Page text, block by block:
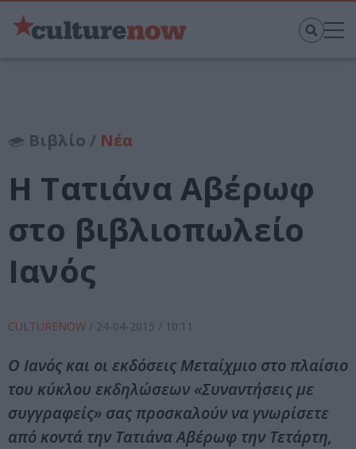
Βιβλίο / Νέα
Η Τατιάνα Αβέρωφ
στο βιβλιοπωλείο
Ιανός
CULTURENOW / 24-04-2015 / 10:11
O Ιανός και οι εκδόσεις Μεταίχμιο στο πλαίσιο
του κύκλου εκδηλώσεων «Συναντήσεις με
συγγραφείς» σας προσκαλούν να γνωρίσετε
από κοντά την Τατιάνα Αβέρωφ την Τετάρτη,